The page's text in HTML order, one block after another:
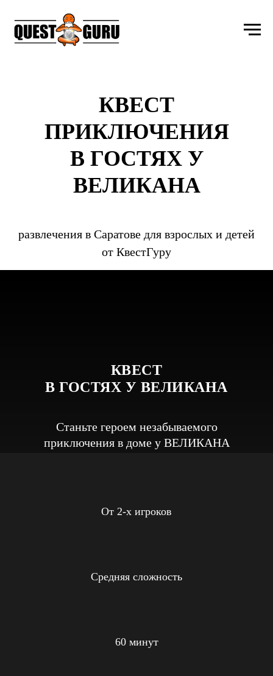
КВЕСТ
ПРИКЛЮЧЕНИЯ
В ГОСТЯХ У
ВЕЛИКАНА
развлечения в Саратове для взрослых и детей
от КвестГуру
КВЕСТ
В ГОСТЯХ У ВЕЛИКАНА
Станьте героем незабываемого
приключения в доме у ВЕЛИКАНА
От 2-х игроков
Средняя сложность
60 минут